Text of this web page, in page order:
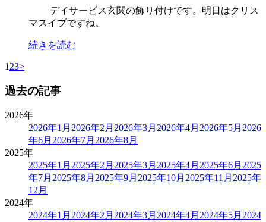
デイサービス玄関の飾り付けです。明日はクリス
マスイブですね。
続きを読む
1 23>
過去の記事
2026年
2026年1月 2026年2月 2026年3月 2026年4月 2026年5月 2026
年6月 2026年7月 2026年8月
2025年
2025年1月 2025年2月 2025年3月 2025年4月 2025年6月 2025
年7月 2025年8月 2025年9月 2025年10月 2025年11月 2025年
12月
2024年
2024年1月 2024年2月 2024年3月 2024年4月 2024年5月 2024